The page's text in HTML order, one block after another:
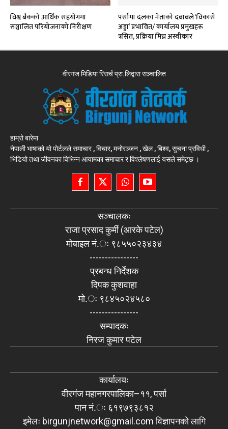
विश्व बैंकको आर्थिक सहयोगमा
सञ्चालित परियोजनाको निरीक्षण
पर्सामा दलका नेताको दबाबले ‘विकासे
अड्डा’ प्रभावित/ कार्यालय प्रमुखहरू
त्रसित, प्रक्रिया मिच्न अस्वीकार
वीरगंज मिडिया रिसर्च प्रा.लिद्वारा सञ्चालित
हाम्रो बारेमा
नेपाली भाषाको यो पोर्टलले समाचार , विचार, मनोरञ्जन , खेल , बिश्व, सुचना प्रविधी ,
भिडियो तथा जीवनका विभिन्न आयामका समाचार र विश्लेषणलाई यसले समेट्छ ।
सञ्चालकः
राजा प्रसाद कुर्मी (आरके पटेल)
मोबाइल नं.ः ९८५५०२३४३४
----------------
प्रबन्ध निर्देशक
दिपक कुशवाहा
मो.ः ९८४५०२४५८०
----------------
सम्पादकः
निरज कुमार पटेल
कार्यालयः
वीरगंज महानगरपालिका–११, पर्सा
पान नं.ः ६१९७९३८१२
इमेलः birgunjnetwork@gmail.comविज्ञापनको लागि